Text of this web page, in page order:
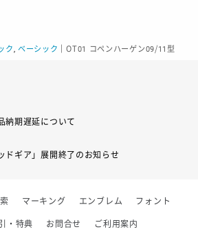
ク, ベーシック ｜OT01 コペンハーゲン09/11型
納期遅延について
ドギア」展開終了のお知らせ
生地の在庫限り」廃盤のお知らせ
マーキング エンブレム フォント
・特典 お問合せ ご利用案内